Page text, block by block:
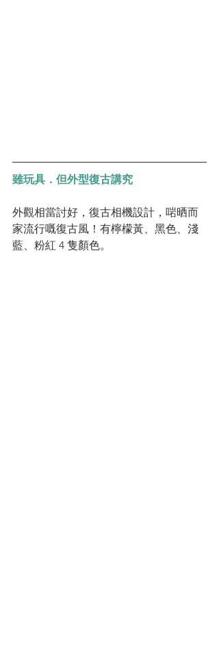
雖玩具．但外型復古講究
外觀相當討好，復古相機設計，啱晒而
家流行嘅復古風！有檸檬黃、黑色、淺
藍、粉紅 4 隻顏色。